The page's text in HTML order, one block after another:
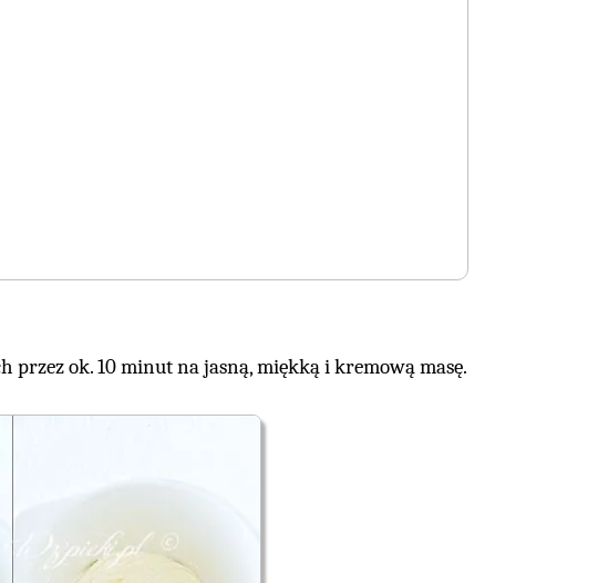
przez ok. 10 minut na jasną, miękką i kremową masę.